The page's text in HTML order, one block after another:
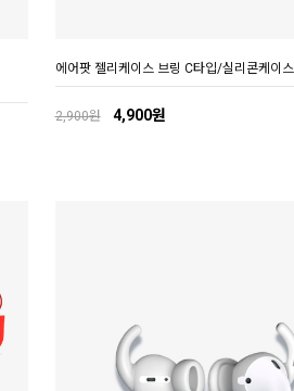
에어팟 젤리케이스 브링 C타입/실리콘케이스
2,900원 4,900원